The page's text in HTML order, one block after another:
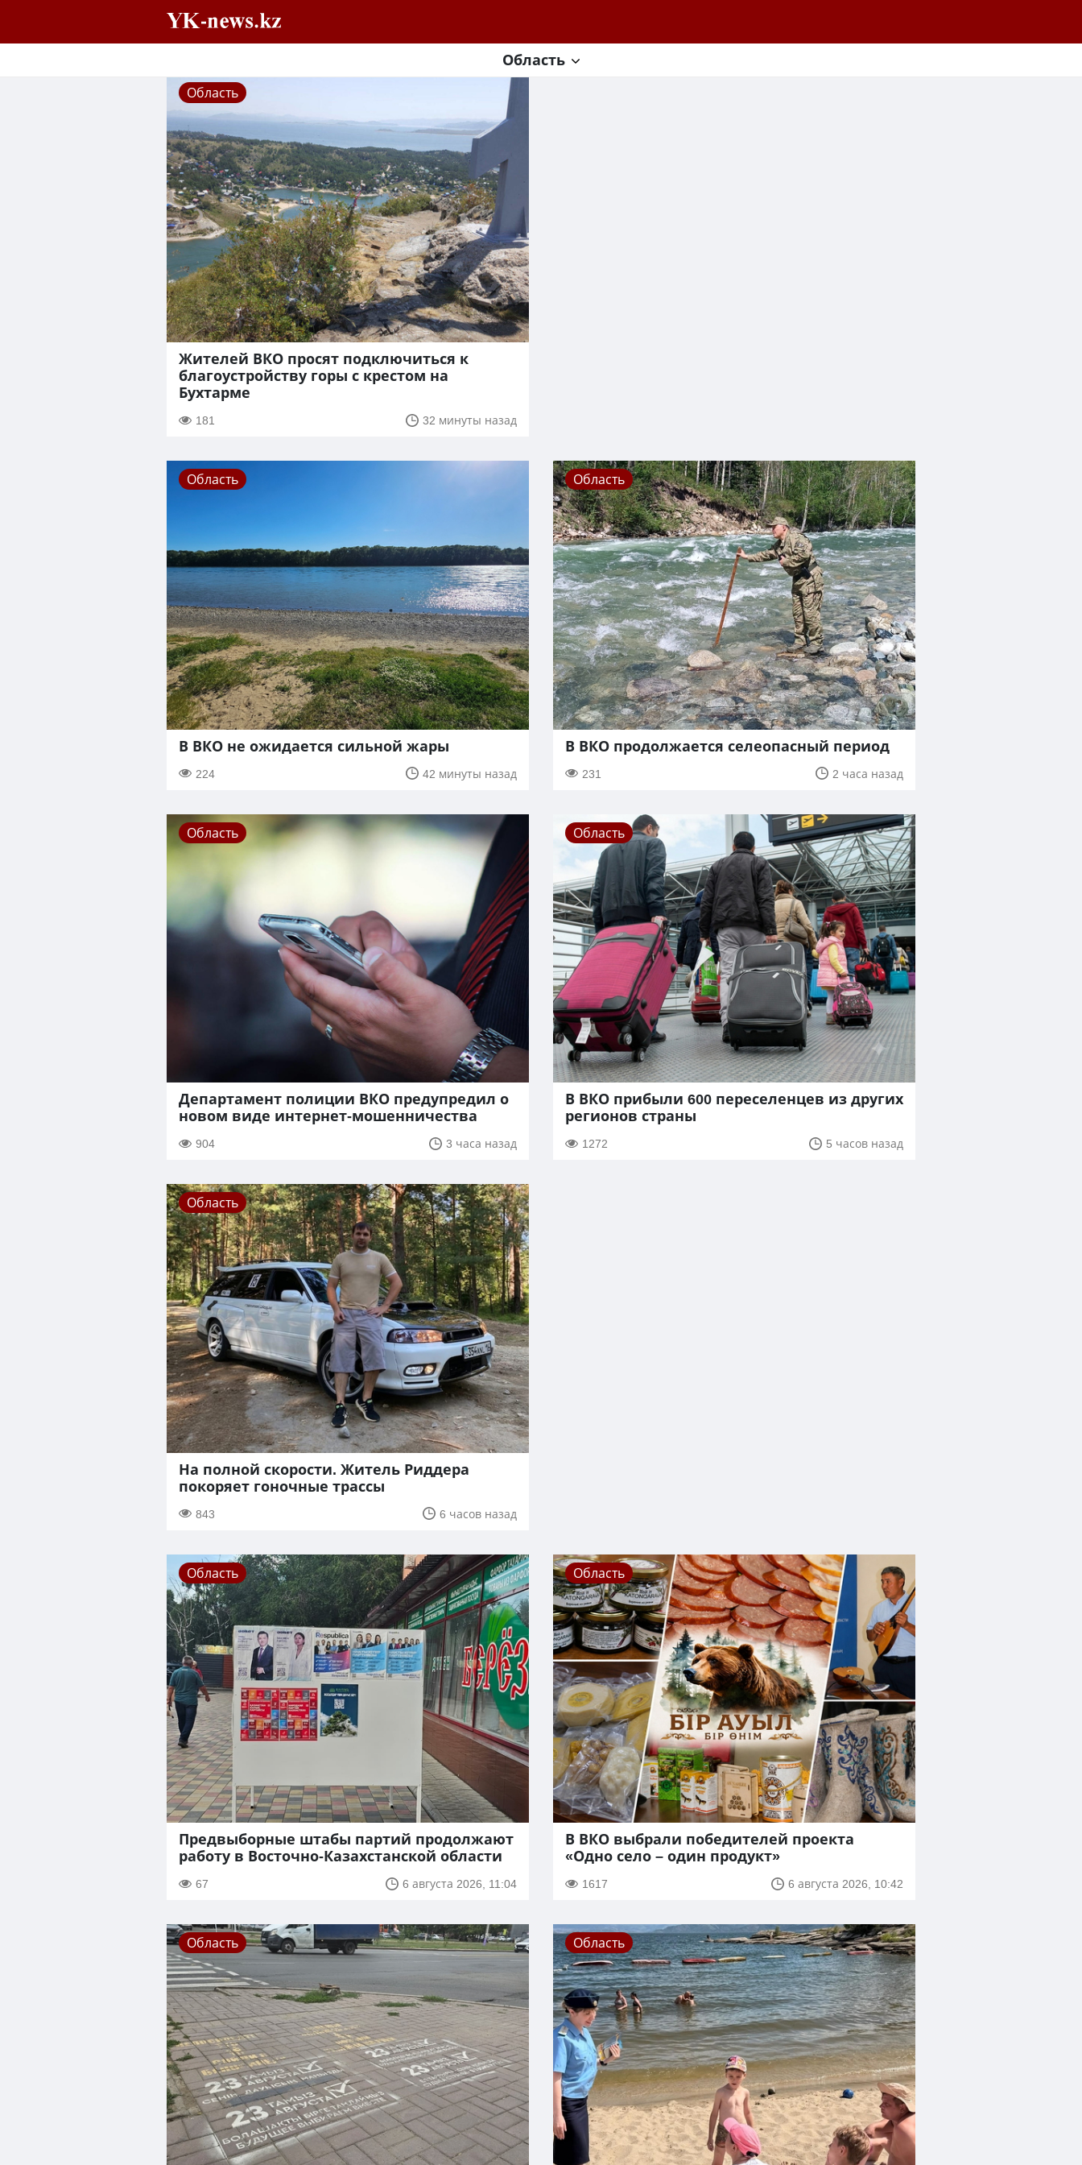
Область
Область
Жителей ВКО просят подключиться к
благоустройству горы с крестом на
Бухтарме
181 32 минуты назад
Область
В ВКО не ожидается сильной жары
224 42 минуты назад
Область
В ВКО продолжается селеопасный период
231 2 часа назад
Область
Департамент полиции ВКО предупредил о
новом виде интернет-мошенничества
904 3 часа назад
Область
В ВКО прибыли 600 переселенцев из других
регионов страны
1272 5 часов назад
Область
На полной скорости. Житель Риддера
покоряет гоночные трассы
843 6 часов назад
Область
Предвыборные штабы партий продолжают
работу в Восточно-Казахстанской области
67 6 августа 2026, 11:04
Область
В ВКО выбрали победителей проекта
«Одно село – один продукт»
1617 6 августа 2026, 10:42
Область Область